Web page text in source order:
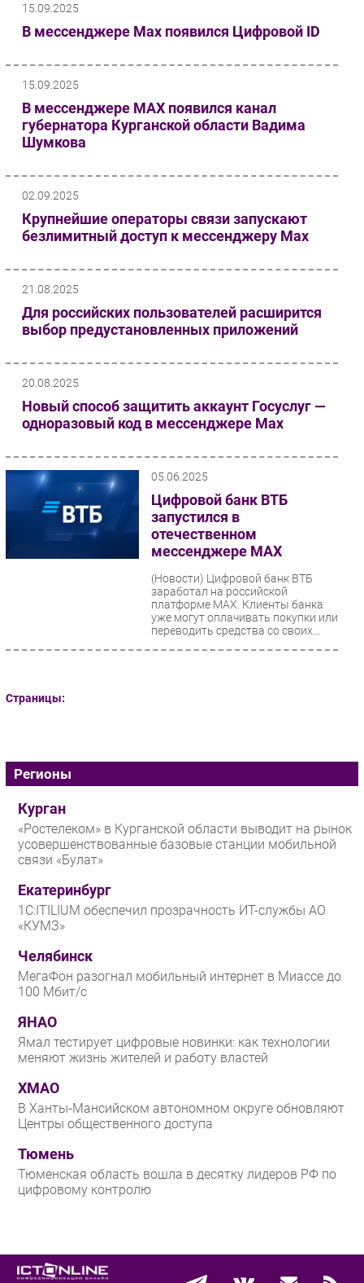
15.09.2025
В мессенджере Мах появился Цифровой ID
15.09.2025
В мессенджере MAX появился канал
губернатора Курганской области Вадима
Шумкова
02.09.2025
Крупнейшие операторы связи запускают
безлимитный доступ к мессенджеру Мах
21.08.2025
Для российских пользователей расширится
выбор предустановленных приложений
20.08.2025
Новый способ защитить аккаунт Госуслуг —
одноразовый код в мессенджере Мах
05.06.2025
Цифровой банк ВТБ
запустился в
отечественном
мессенджере МАХ
(Новости) Цифровой банк ВТБ
заработал на российской
платформе MAX. Клиенты банка
уже могут оплачивать покупки или
переводить средства со своих...
Страницы:
Регионы
Курган
«Ростелеком» в Курганской области выводит на рынок
усовершенствованные базовые станции мобильной
связи «Булат»
Екатеринбург
1С:ITILIUM обеспечил прозрачность ИТ-службы АО
«КУМЗ»
Челябинск
МегаФон разогнал мобильный интернет в Миассе до
100 Мбит/с
ЯНАО
Ямал тестирует цифровые новинки: как технологии
меняют жизнь жителей и работу властей
ХМАО
В Ханты-Мансийском автономном округе обновляют
Центры общественного доступа
Тюмень
Тюменская область вошла в десятку лидеров РФ по
цифровому контролю